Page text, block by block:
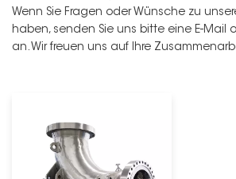
Wenn Sie Fragen oder Wünsche zu
haben, senden Sie uns bitte eine E-Mail
an. Wir freuen uns auf Ihre